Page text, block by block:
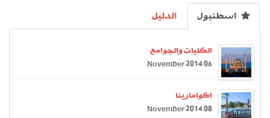
اسطنبول الدليل
الكليات والجوامع
06 November 2014
اكوامارينا
08 November 2014